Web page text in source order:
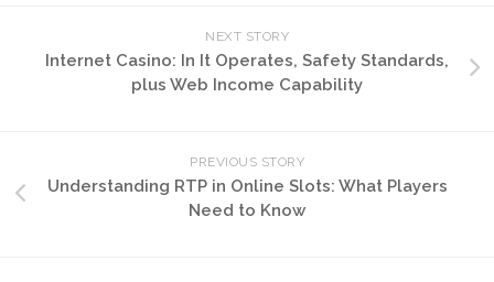
NEXT STORY
Internet Casino: In It Operates, Safety Standards,
plus Web Income Capability
PREVIOUS STORY
Understanding RTP in Online Slots: What Players
Need to Know